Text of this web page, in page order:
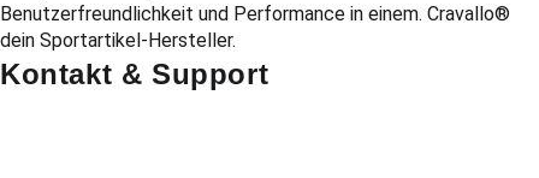
Benutzerfreundlichkeit und Performance in einem. Cravallo®
dein Sportartikel-Hersteller.
Kontakt & Support